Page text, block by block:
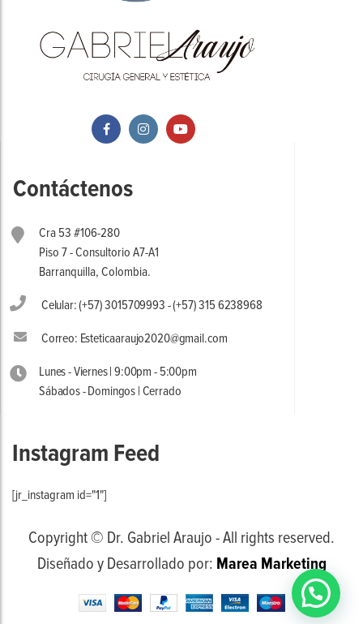
Contáctenos
Cra 53 #106-280
Piso 7 - Consultorio A7-A1
Barranquilla, Colombia.
Celular: (+57) 3015709993 - (+57) 315 6238968
Correo: Esteticaaraujo2020@gmail.com
Lunes - Viernes | 9:00pm - 5:00pm
Sábados - Domingos | Cerrado
Instagram Feed
[jr_instagram id="1"]
Copyright © Dr. Gabriel Araujo - All rights reserved.
Diseñado y Desarrollado por: Marea Marketing